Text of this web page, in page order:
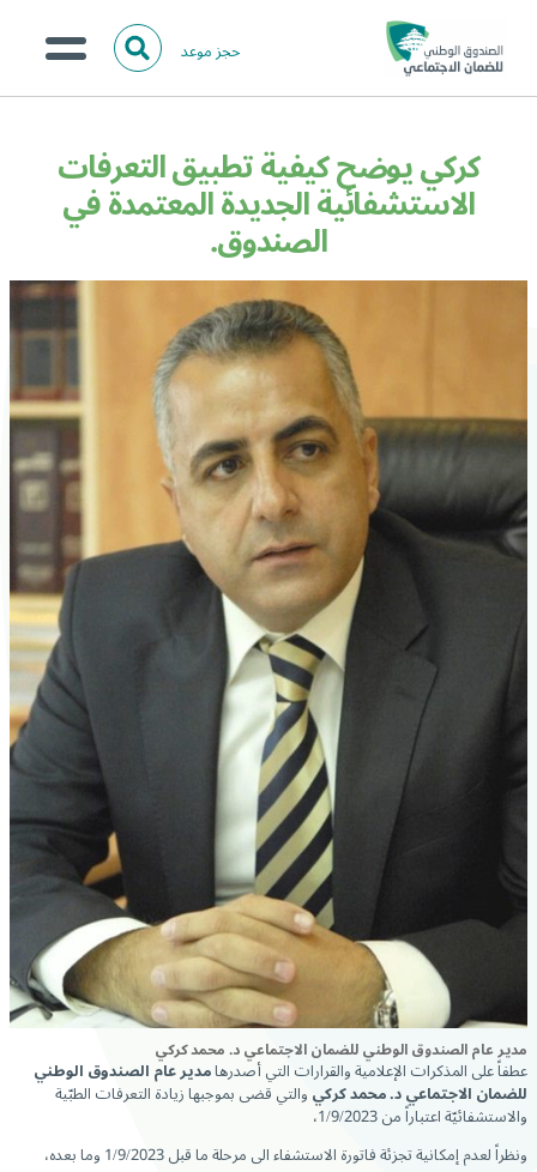
حجز موعد ا
ل
ث
الخدمات الالكترونية
المركز الإعلامي
تواصل معنا
البحث
كركي يوضح كيفية تطبيق التعرفات
الاستشفائية الجديدة المعتمدة في
الصندوق.
مدير عام الصندوق الوطني للضمان الاجتماعي د. محمد كركي
عطفاً على المذكرات الإعلامية والقرارات التي أصدرهامدير عام الصندوق الوطني
للضمان الاجتماعي د. محمد كركيوالتي قضى بموجبها زيادة التعرفات الطبّية
والاستشفائيّة اعتباراً من 1/9/2023،
ونظراً لعدم إمكانية تجزئة فاتورة الاستشفاء الى مرحلة ما قبل 1/9/2023 وما بعده،